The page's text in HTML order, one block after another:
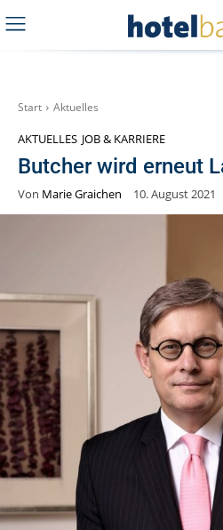
Start Aktuelles
AKTUELLES JOB & KARRIERE
Butcher wird erneut
Von Marie Graichen 10. August 2021